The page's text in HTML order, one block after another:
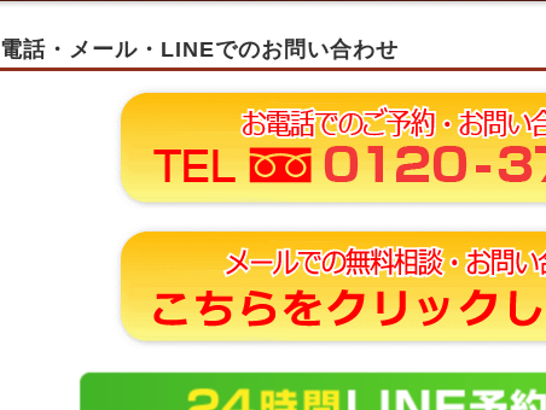
電話・メール・LINEでのお問い合わせ